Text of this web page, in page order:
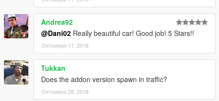
Andrea92
@Dani02 Really beautiful car! Good job! 5 Stars!!
Октомври 11, 2018
Tukkan
Does the addon version spawn in traffic?
Октомври 28, 2018